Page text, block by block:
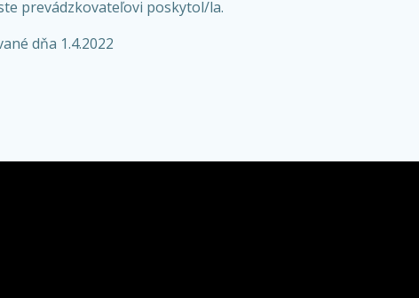
prevádzkovateľovi poskytol/la.
dňa 1.4.2022